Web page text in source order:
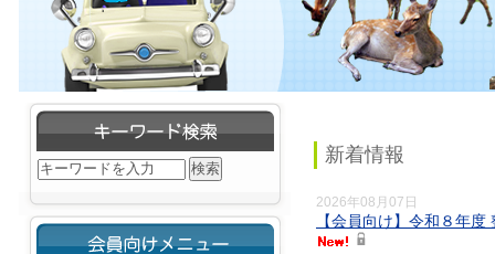
新着情報
2026年08月07日
【会員向け】令和８年